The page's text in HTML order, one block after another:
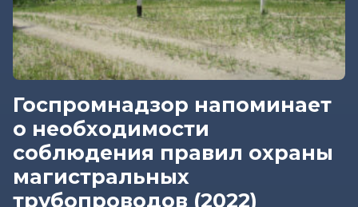
Госпромнадзор напоминает
о необходимости
соблюдения правил охраны
магистральных
трубопроводов (2022)